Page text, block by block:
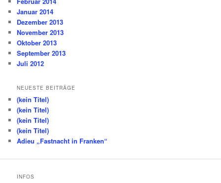
Januar 2014
Dezember 2013
November 2013
Oktober 2013
September 2013
Juli 2012
NEUESTE BEITRÄGE
(kein Titel)
(kein Titel)
(kein Titel)
(kein Titel)
Adieu „Fastnacht in Franken“
INFOS